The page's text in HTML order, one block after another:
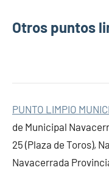
Otros puntos
PUNTO LIMPIO
de Municipal
25 (Plaza de Toros),
Navacerrada